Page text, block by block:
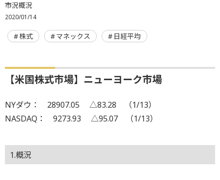
市況概況
2020/01/14
株式 マネックス 日経平均
【米国株式市場】ニューヨーク市場
NYダウ： 28907.05 △83.28 （1/13）
NASDAQ： 9273.93 △95.07 （1/13）
1.概況